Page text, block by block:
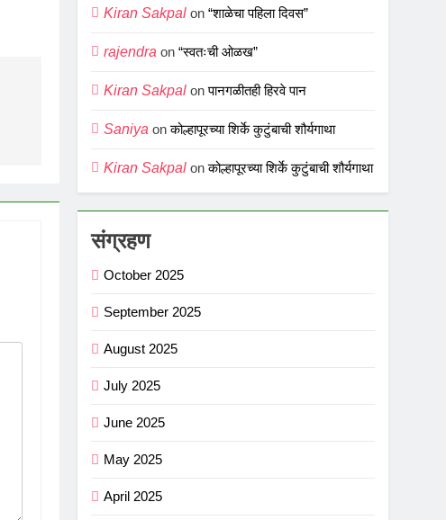
Kiran Sakpal on“शाळेचा पहिला दिवस”
rajendra on“स्वतःची ओळख”
Kiran Sakpal onपानगळीतही हिरवे पान
Saniya onकोल्हापूरच्या शिर्के कुटुंबाची शौर्यगाथा
Kiran Sakpal onकोल्हापूरच्या शिर्के कुटुंबाची शौर्यगाथा
संग्रहण
October 2025
September 2025
August 2025
July 2025
June 2025
May 2025
April 2025